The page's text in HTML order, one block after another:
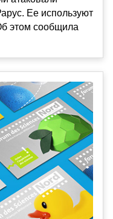
Ее используют
этом сообщила